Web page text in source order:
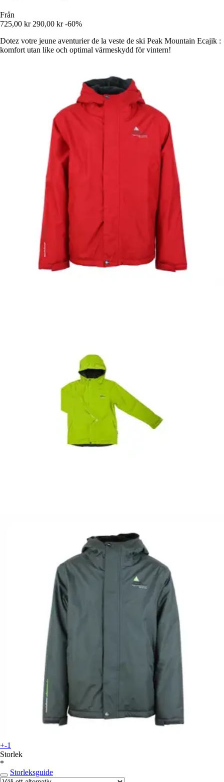
Från
725,00 kr 290,00 kr -60%
Dotez votre jeune aventurier de la veste de ski Peak Mountain Ecajik :
komfort utan like och optimal värmeskydd för vintern!
+-1
Storlek
*
Storleksguide